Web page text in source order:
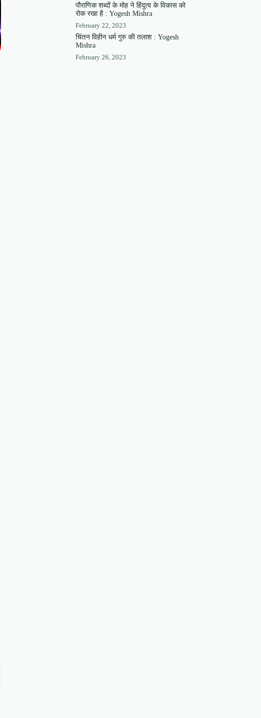
पौराणिक शब्दों के मोह ने हिंदुत्व के विकास को
रोक रखा है : Yogesh Mishra
February 22, 2023
चिंतन विहीन धर्म गुरु की तलाश : Yogesh
Mishra
February 26, 2023